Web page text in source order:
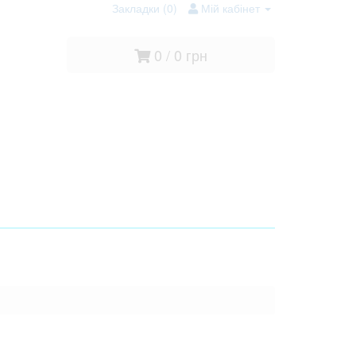
Закладки (0) Мій кабінет
0 / 0 грн